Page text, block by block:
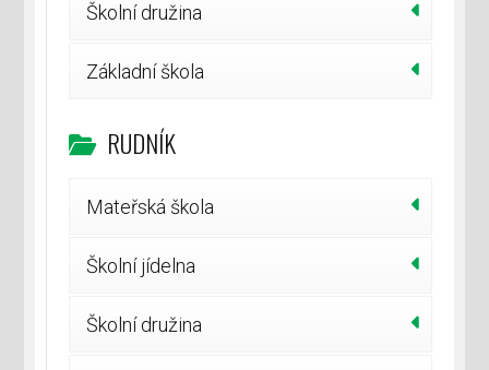
Školní družina
Základní škola
RUDNÍK
Mateřská škola
Školní jídelna
Školní družina